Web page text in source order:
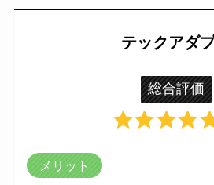
テックアダ
総合評価
メリット